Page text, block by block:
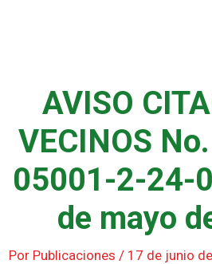
AVISO
VECINOS
05001-2-24-
de mayo
Por Publicaciones / 17 de junio